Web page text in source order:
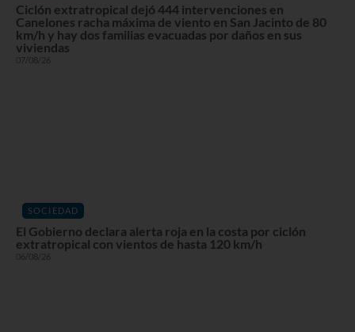
Ciclón extratropical dejó 444 intervenciones en
Canelones racha máxima de viento en San Jacinto de 80
km/h y hay dos familias evacuadas por daños en sus
viviendas
07/08/26
SOCIEDAD
El Gobierno declara alerta roja en la costa por ciclón
extratropical con vientos de hasta 120 km/h
06/08/26